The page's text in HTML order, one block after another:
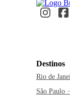
Destinos
Rio de
São Paulo